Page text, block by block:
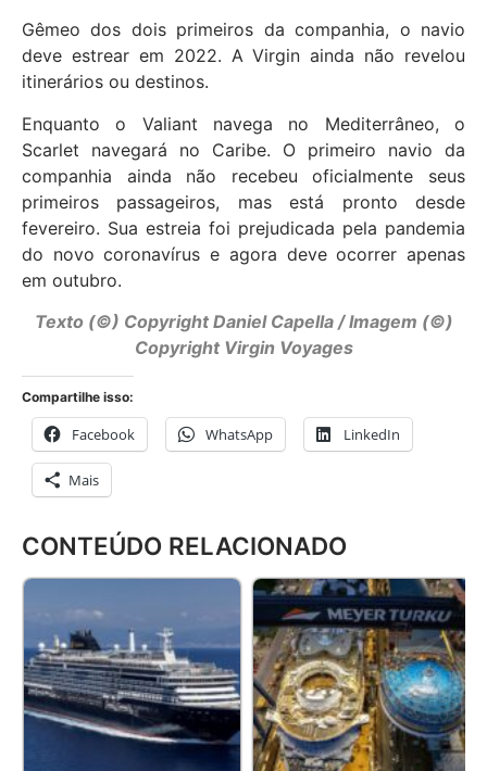
Gêmeo dos dois primeiros da companhia, o navio
deve estrear em 2022. A Virgin ainda não revelou
itinerários ou destinos.
Enquanto o Valiant navega no Mediterrâneo, o
Scarlet navegará no Caribe. O primeiro navio da
companhia ainda não recebeu oficialmente seus
primeiros passageiros, mas está pronto desde
fevereiro. Sua estreia foi prejudicada pela pandemia
do novo coronavírus e agora deve ocorrer apenas
em outubro.
Texto (©) Copyright Daniel Capella / Imagem (©)
Copyright Virgin Voyages
Compartilhe isso:
Facebook WhatsApp LinkedIn
Mais
CONTEÚDO RELACIONADO